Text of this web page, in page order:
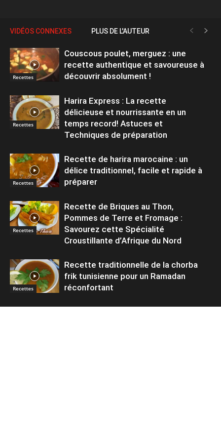
VIDÉOS CONNEXES PLUS DE L'AUTEUR
Recettes
Couscous poulet, merguez : une
recette authentique et savoureuse à
découvrir absolument !
Recettes
Harira Express : La recette
délicieuse et nourrissante en un
temps record! Astuces et
Techniques de préparation
Recettes
Recette de harira marocaine : un
délice traditionnel, facile et rapide à
préparer
Recettes
Recette de Briques au Thon,
Pommes de Terre et Fromage :
Savourez cette Spécialité
Croustillante d’Afrique du Nord
Recettes
Recette traditionnelle de la chorba
frik tunisienne pour un Ramadan
réconfortant